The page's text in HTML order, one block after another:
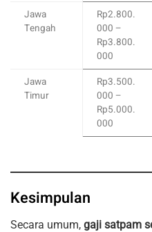
Jawa
Tengah
Rp2.800.
000 –
Rp3.800.
000
Jawa
Timur
Rp3.500.
000 –
Rp5.000.
000
Kesimpulan
Secara umum, gaji satpam